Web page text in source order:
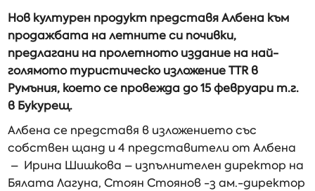
Нов културен продукт представя Албена към
продажбата на летните си почивки,
предлагани на пролетното издание на най-
голямото туристическо изложение TTR в
Румъния, което се провежда до 15 февруари т.г.
в Букурещ.
Албена се представя в изложението със
собствен щанд и 4 представители от Албена
– Ирина Шишкова – изпълнителен директор на
Бялата Лагуна, Стоян Стоянов -з ам.-директор